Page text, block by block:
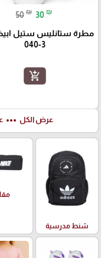
50 ₪ 30 ₪
040-3
add_shopping_cart
عرض الكل more_horiz
شنط مدرسية